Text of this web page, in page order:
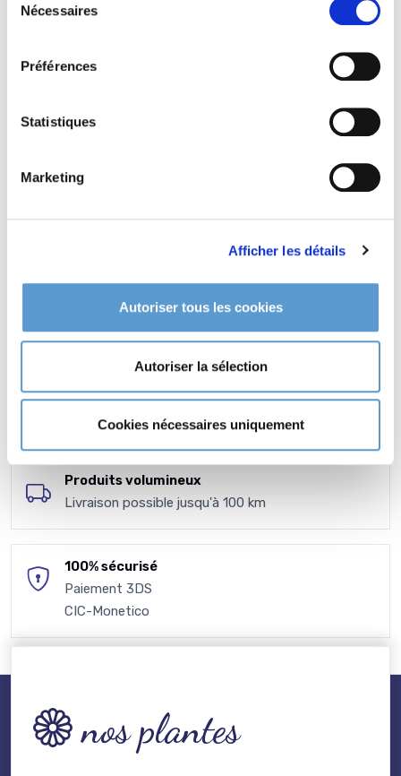
Nécessaires
Préférences
Statistiques
Marketing
Afficher les détails
Autoriser tous les cookies
Autoriser la sélection
Cookies nécessaires uniquement
CGV - CGU
en toute transparence
Contactez-nous
Nous demeurons
à votre disposition
Produits volumineux
Livraison possible jusqu'à 100 km
100% sécurisé
Paiement 3DS
CIC-Monetico
nos plantes